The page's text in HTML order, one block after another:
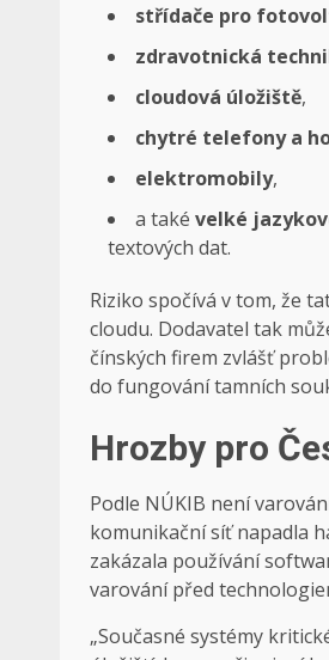
střídače pro
zdravotnická
cloudová úložiště,
chytré telefony a
elektromobily,
a také velké
textových dat.
Riziko spočívá v tom, že
cloudu. Dodavatel tak
čínských firem zvlášť
do fungování tamních
Hrozby pro
Podle NÚKIB není
komunikační síť napadla
zakázala používání
varování před
„Současné systémy